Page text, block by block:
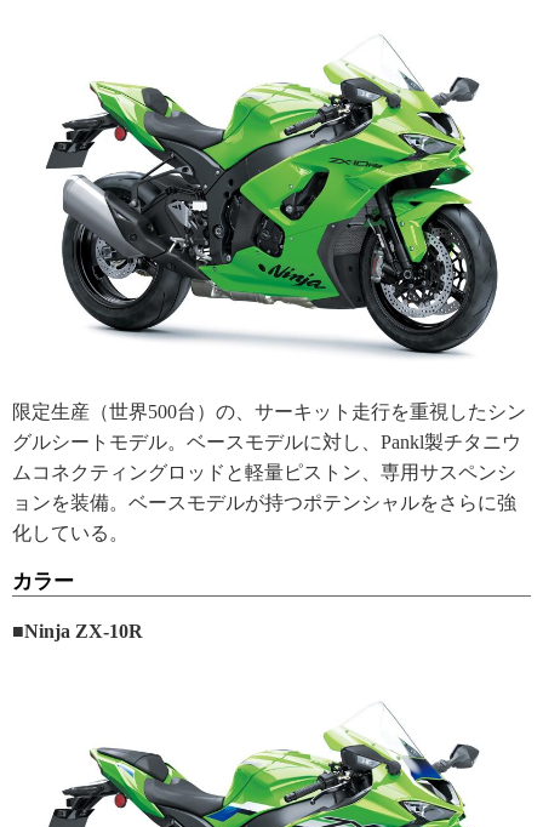
限定生産（世界500台）の、サーキット走行を重視したシン
グルシートモデル。ベースモデルに対し、Pankl製チタニウ
ムコネクティングロッドと軽量ピストン、専用サスペンシ
ョンを装備。ベースモデルが持つポテンシャルをさらに強
化している。
カラー
■Ninja ZX-10R